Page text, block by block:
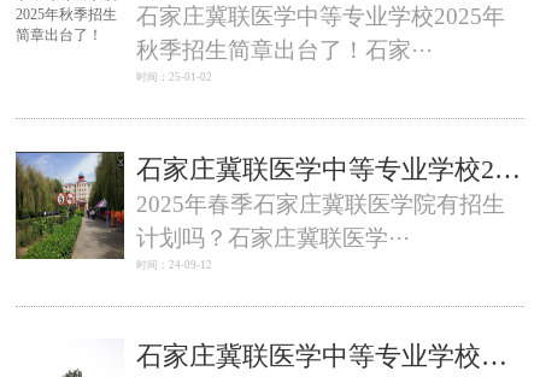
石家庄冀联医学中等专业学校2025年
秋季招生简章出台了！石家···
时间：25-01-02
石家庄冀联医学中等专业学校2025年春季会招生吗？有招生计划吗？
2025年春季石家庄冀联医学院有招生
计划吗？‍石家庄冀联医学···
时间：24-09-12
石家庄冀联医学中等专业学校可以报考3+4的本科学校有哪些？